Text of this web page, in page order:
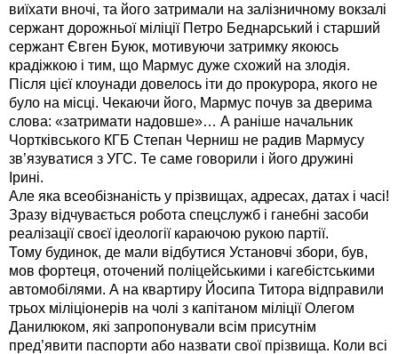
виїхати вночі, та його затримали на залізничному вокзалі
сержант дорожньої міліції Петро Беднарський і старший
сержант Євген Буюк, мотивуючи затримку якоюсь
крадіжкою і тим, що Мармус дуже схожий на злодія.
Після цієї клоунади довелось іти до прокурора, якого не
було на місці. Чекаючи його, Мармус почув за дверима
слова: «затримати надовше»… А раніше начальник
Чортківського КГБ Степан Черниш не радив Мармусу
зв’язуватися з УГС. Те саме говорили і його дружині
Ірині.
Але яка всеобізнаність у прізвищах, адресах, датах і часі!
Зразу відчувається робота спецслужб і ганебні засоби
реалізації своєї ідеології караючою рукою партії.
Тому будинок, де мали відбутися Установчі збори, був,
мов фортеця, оточений поліцейськими і кагебістськими
автомобілями. А на квартиру Йосипа Титора відправили
трьох міліціонерів на чолі з капітаном міліції Олегом
Данилюком, які запропонували всім присутнім
пред’явити паспорти або назвати свої прізвища. Коли всі